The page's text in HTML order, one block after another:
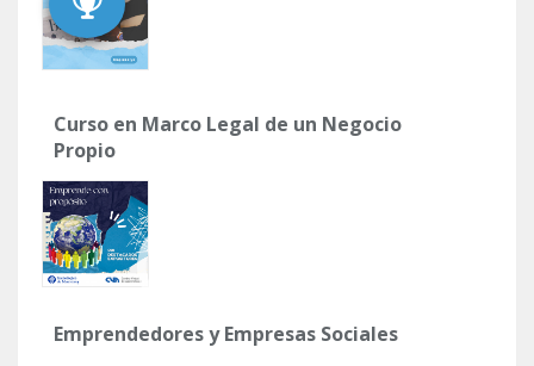
Curso en Marco Legal de un Negocio
Propio
Emprendedores y Empresas Sociales